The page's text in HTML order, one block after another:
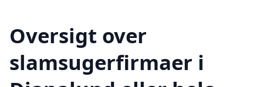
Oversigt over
slamsugerfirmaer i